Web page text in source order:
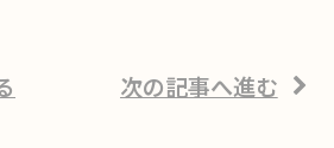
次の記事へ進む